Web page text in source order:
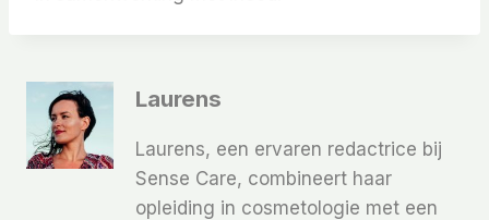
Laurens
Laurens, een ervaren redactrice bij
Sense Care, combineert haar
opleiding in cosmetologie met een